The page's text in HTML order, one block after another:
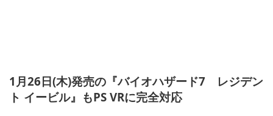
1月26日(木)発売の『バイオハザード7 レジデン
ト イービル』もPS VRに完全対応